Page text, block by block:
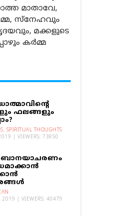
മാതാവേ,
സ്നേഹവും
മക്കളുടെ
കർമ്മ
ഫലങ്ങളും
, SPIRITUAL THOUGHTS
| VIEWERS: 73850
2019 | VIEWERS: 40479